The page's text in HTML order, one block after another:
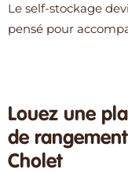
Le self-stockage
pensé pour
Louez une
de
Cholet